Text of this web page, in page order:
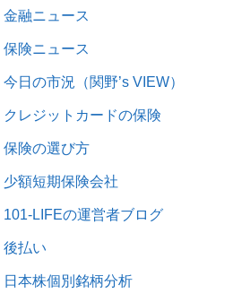
金融ニュース
保険ニュース
今日の市況（関野’s VIEW）
クレジットカードの保険
保険の選び方
少額短期保険会社
101-LIFEの運営者ブログ
後払い
日本株個別銘柄分析